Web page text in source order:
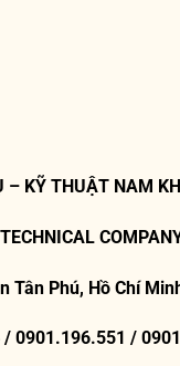
– KỸ THUẬT NAM
Tân Phú, Hồ Chí
0901.196.551 /